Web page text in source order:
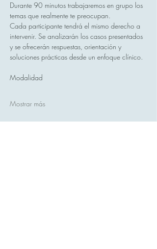
Durante 90 minutos trabajaremos en grupo los
temas que realmente te preocupan.
Cada participante tendrá el mismo derecho a
intervenir. Se analizarán los casos presentados
y se ofrecerán respuestas, orientación y
soluciones prácticas desde un enfoque clínico.
Modalidad
Mostrar más